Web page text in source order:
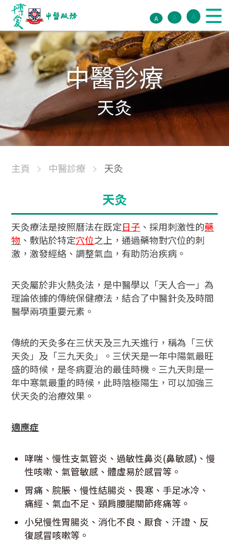
A A A
中醫診療
天灸
主頁 中醫診療 天灸
天灸
天灸療法是按照曆法在既定日子 、採用刺激性的藥
物 、敷貼於特定穴位之上，通過藥物對穴位的刺
激，激發經絡、調整氣血，有助防治疾病。
天灸屬於非火熱灸法，是中醫學以「天人合一」為
理論依據的傳統保健療法，結合了中醫針灸及時間
醫學兩項重要元素。
傳統的天灸多在三伏天及三九天進行，稱為「三伏
天灸」及「三九天灸」。三伏天是一年中陽氣最旺
盛的時候，是冬病夏治的最佳時機。三九天則是一
年中寒氣最重的時候，此時陰極陽生，可以加強三
伏天灸的治療效果。
適應症
哮喘、慢性支氣管炎、過敏性鼻炎(鼻敏感)、慢
性咳嗽、氣管敏感、體虛易於感冒等。
胃痛、脘脹、慢性結腸炎、畏寒、手足冰冷、
痛經、氣血不足、頸肩腰腿關節疼痛等。
小兒慢性胃腸炎、消化不良、厭食、汗證、反
復感冒咳嗽等。